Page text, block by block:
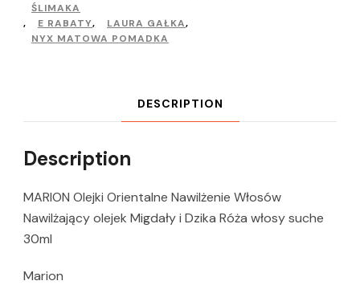
ŚLIMAKA
,
E RABATY, LAURA GAŁKA,
NYX MATOWA POMADKA
DESCRIPTION
Description
MARION Olejki Orientalne Nawilżenie Włosów
Nawilżający olejek Migdały i Dzika Róża włosy suche
30ml
Marion